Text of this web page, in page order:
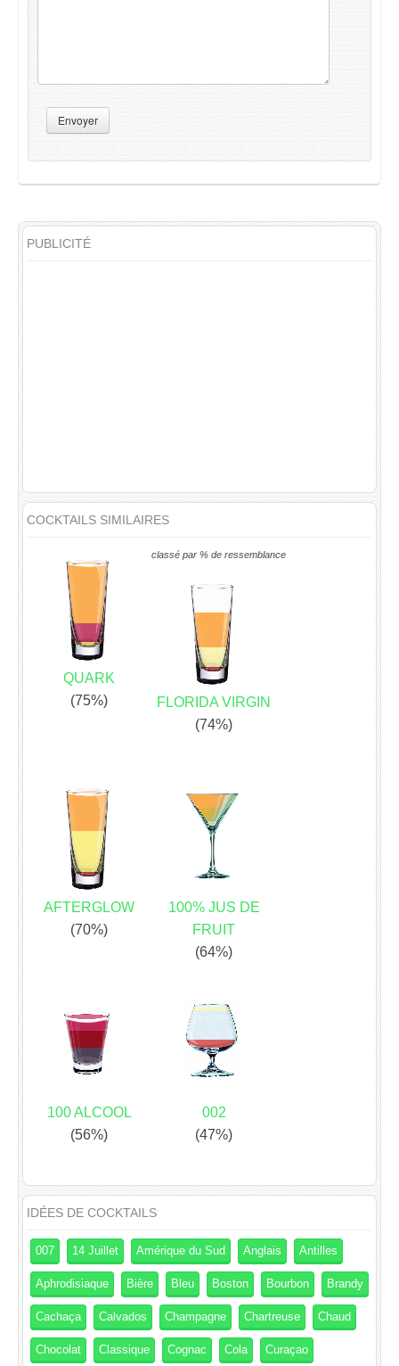
Envoyer
PUBLICITÉ
COCKTAILS SIMILAIRES
classé par % de ressemblance
QUARK
(75%)
FLORIDA VIRGIN
(74%)
AFTERGLOW
(70%)
100% JUS DE
FRUIT
(64%)
100 ALCOOL
(56%)
002
(47%)
IDÉES DE COCKTAILS
007 14 Juillet Amérique du Sud Anglais Antilles
Aphrodisiaque Bière Bleu Boston Bourbon Brandy
Cachaça Calvados Champagne Chartreuse Chaud
Chocolat Classique Cognac Cola Curaçao